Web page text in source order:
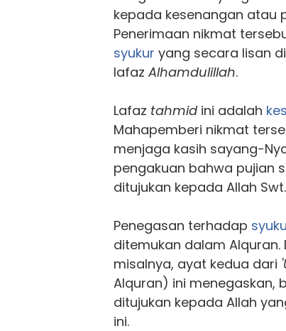
kepada kesenangan atau
Penerimaan nikmat
syukur yang secara lisan
lafaz Alhamdulillah.
Lafaz tahmidini adalah
Mahapemberi nikmat
menjaga kasih sayang-
pengakuan bahwa pujian
ditujukan kepada Allah Swt.
Penegasan terhadap
ditemukan dalam Alquran.
misalnya, ayat kedua dari
Alquran) ini menegaskan,
ditujukan kepada Allah
ini.